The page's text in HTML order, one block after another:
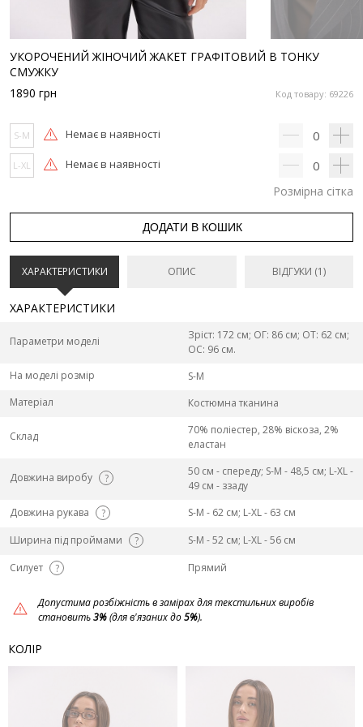
УКОРОЧЕНИЙ ЖІНОЧИЙ ЖАКЕТ ГРАФІТОВИЙ В ТОНКУ
СМУЖКУ
Код товару: 69226
1890 грн
S-M Немає в наявності 0
L-XL Немає в наявності 0
Розмірна сітка
ДОДАТИ В КОШИК
ХАРАКТЕРИСТИКИ ОПИС ВІДГУКИ (1)
ХАРАКТЕРИСТИКИ
Параметри моделі
Зріст: 172 см; ОГ: 86 см; ОТ: 62 см;
ОС: 96 см.
На моделі розмір
S-M
Матеріал
Костюмна тканина
Склад
70% поліестер, 28% віскоза, 2%
еластан
Довжина виробу ?
50 см - спереду; S-M - 48,5 см; L-ХL -
49 см - ззаду
Довжина рукава
?
S-M - 62 см; L-ХL - 63 см
Ширина під проймами
?
S-M - 52 см; L-ХL - 56 см
Силует
? Прямий
Допустима розбіжність в замірах для текстильних виробів
становить3%(для в'язаних до5%).
КОЛІР